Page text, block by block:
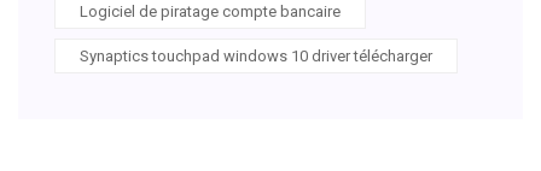
Logiciel de piratage compte bancaire
Synaptics touchpad windows 10 driver télécharger